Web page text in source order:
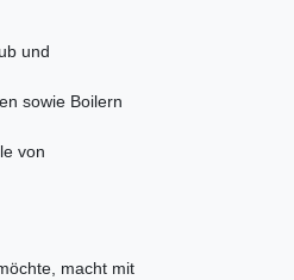
und
sowie Boilern
von
macht mit